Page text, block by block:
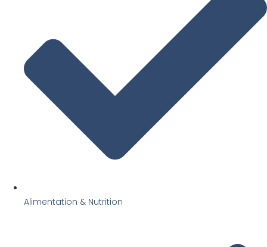
Alimentation & Nutrition